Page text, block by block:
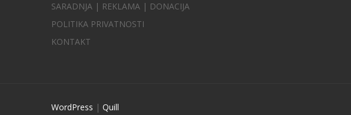
SARADNJA | REKLAMA | DONACIJA
POLITIKA PRIVATNOSTI
KONTAKT
WordPress | Quill